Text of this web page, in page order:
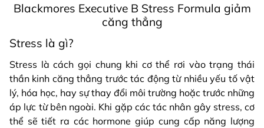
Blackmores Executive B Stress Formula giảm
căng thẳng
Stress là gì?
Stress là cách gọi chung khi cơ thể rơi vào trạng thái
thần kinh căng thẳng trước tác động từ nhiều yếu tố vật
lý, hóa học, hay sự thay đổi môi trường hoặc trước những
áp lực từ bên ngoài. Khi gặp các tác nhân gây stress, cơ
thể sẽ tiết ra các hormone giúp cung cấp năng lượng